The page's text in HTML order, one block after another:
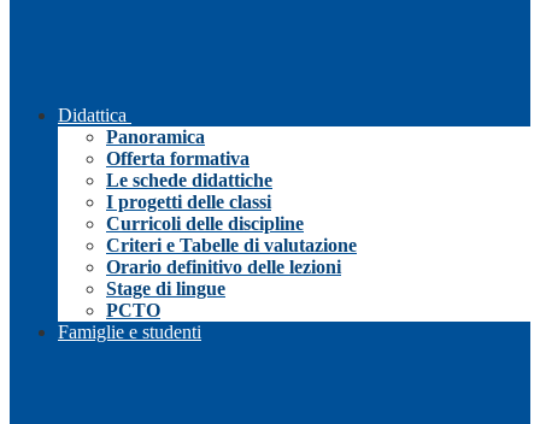
Didattica
Panoramica
Offerta formativa
Le schede didattiche
I progetti delle classi
Curricoli delle discipline
Criteri e Tabelle di valutazione
Orario definitivo delle lezioni
Stage di lingue
PCTO
Famiglie e studenti